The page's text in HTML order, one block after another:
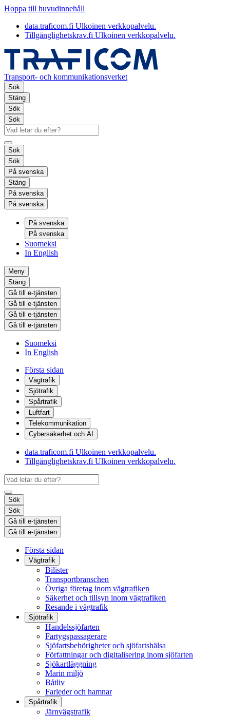
Hoppa till huvudinnehåll
data.traficom.fi Ulkoinen verkkopalvelu.
Tillgänglighetskrav.fi Ulkoinen verkkopalvelu.
Transport- och kommunikationsverket
Sök
Stäng
Sök
Sök
Sök
Sök
På svenska
Stäng
På svenska
På svenska
På svenska
På svenska
Suomeksi
In English
Meny
Stäng
Gå till e-tjänsten
Gå till e-tjänsten
Gå till e-tjänsten
Gå till e-tjänsten
Suomeksi
In English
Första sidan
Vägtrafik
Sjötrafik
Spårtrafik
Luftfart
Telekommunikation
Cybersäkerhet och AI
data.traficom.fi Ulkoinen verkkopalvelu.
Tillgänglighetskrav.fi Ulkoinen verkkopalvelu.
Sök
Sök
Gå till e-tjänsten
Gå till e-tjänsten
Första sidan
Vägtrafik
Bilister
Transportbranschen
Övriga företag inom vägtrafiken
Säkerhet och tillsyn inom vägtrafiken
Resande i vägtrafik
Sjötrafik
Handelssjöfarten
Fartygspassagerare
Sjöfartsbehörigheter och sjöfartshälsa
Författningar och digitalisering inom sjöfarten
Sjökartläggning
Marin miljö
Båtliv
Farleder och hamnar
Spårtrafik
Järnvägstrafik